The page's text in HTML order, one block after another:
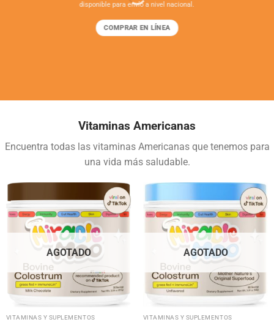
disponible para envío a nivel nacional.
COMPRAR EN LÍNEA
Vitaminas Americanas
Encuentra todas las vitaminas Americanas que tenemos para
una vida más saludable.
AGOTADO
VITAMINAS Y SUPLEMENTOS
AGOTADO
VITAMINAS Y SUPLEMENTOS